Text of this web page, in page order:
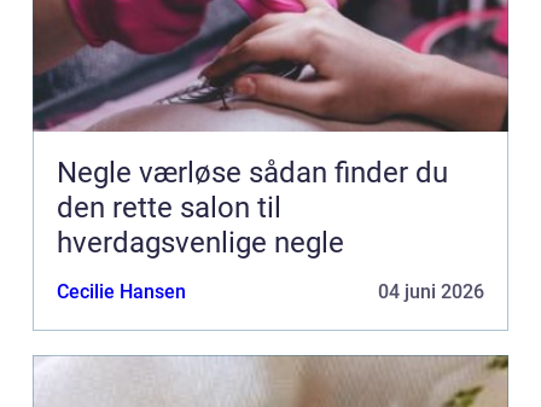
Negle værløse sådan finder du
den rette salon til
hverdagsvenlige negle
Cecilie Hansen 04 juni 2026